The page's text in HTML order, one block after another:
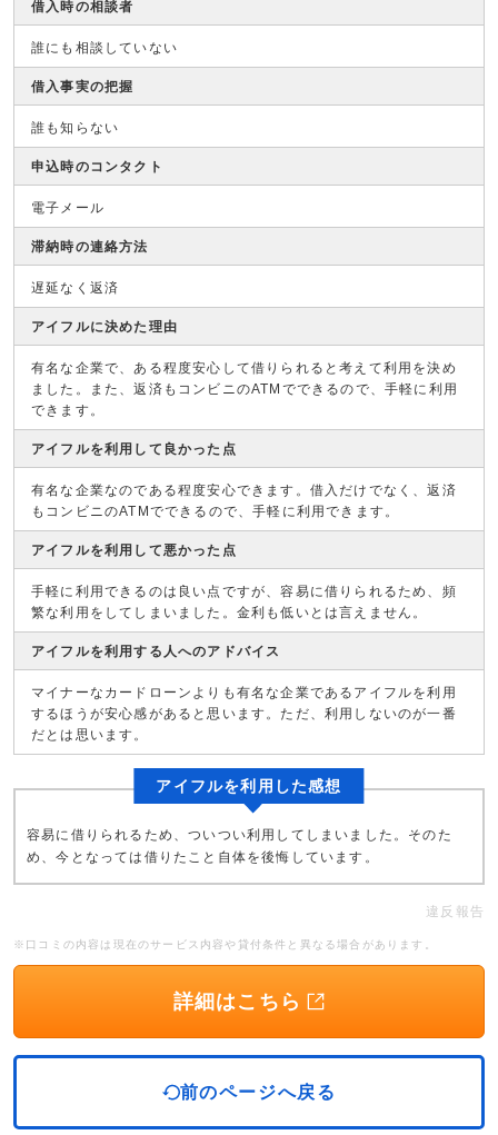
借入時の相談者
誰にも相談していない
借入事実の把握
誰も知らない
申込時のコンタクト
電子メール
滞納時の連絡方法
遅延なく返済
アイフルに決めた理由
有名な企業で、ある程度安心して借りられると考えて利用を決め
ました。また、返済もコンビニのATMでできるので、手軽に利用
できます。
アイフルを利用して良かった点
有名な企業なのである程度安心できます。借入だけでなく、返済
もコンビニのATMでできるので、手軽に利用できます。
アイフルを利用して悪かった点
手軽に利用できるのは良い点ですが、容易に借りられるため、頻
繁な利用をしてしまいました。金利も低いとは言えません。
アイフルを利用する人へのアドバイス
マイナーなカードローンよりも有名な企業であるアイフルを利用
するほうが安心感があると思います。ただ、利用しないのが一番
だとは思います。
アイフルを利用した感想
容易に借りられるため、ついつい利用してしまいました。そのた
め、今となっては借りたこと自体を後悔しています。
違反報告
※口コミの内容は現在のサービス内容や貸付条件と異なる場合があります。
詳細はこちら
前のページへ戻る